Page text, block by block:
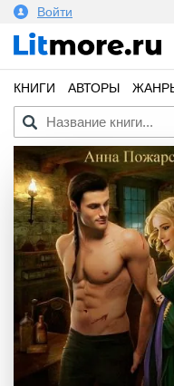
Войти
КНИГИ АВТОРЫ